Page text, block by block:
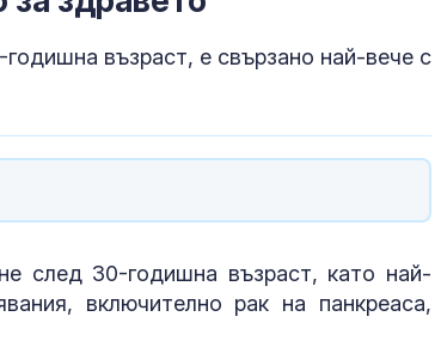
възраст, е свързано най-вече с
след 30-годишна възраст, като най-
включително рак на панкреаса,
Днес се прощаваме с
журналиста и писател
Искандер и С-400
срещу изчерпваща се
ПВО: Ново